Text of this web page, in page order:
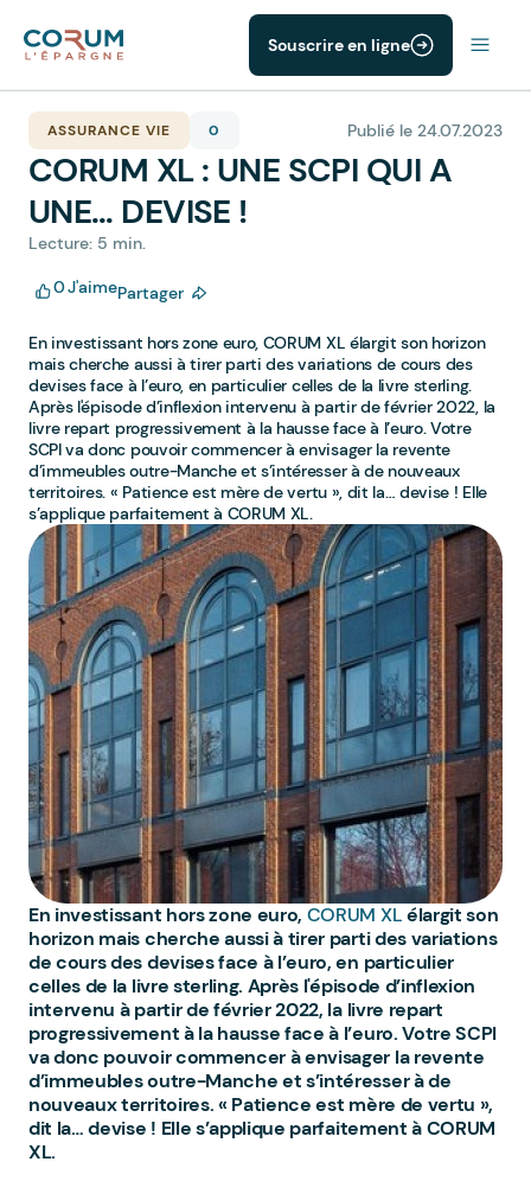
Souscrire en ligne
ASSURANCE VIE 0 Publié le 24.07.2023
CORUM XL : UNE SCPI QUI A
UNE… DEVISE !
Lecture: 5 min.
0J'aimePartager
En investissant hors zone euro, CORUM XL élargit son horizon
mais cherche aussi à tirer parti des variations de cours des
devises face à l’euro, en particulier celles de la livre sterling.
Après l'épisode d’inflexion intervenu à partir de février 2022, la
livre repart progressivement à la hausse face à l’euro. Votre
SCPI va donc pouvoir commencer à envisager la revente
d’immeubles outre-Manche et s’intéresser à de nouveaux
territoires. « Patience est mère de vertu », dit la… devise ! Elle
s’applique parfaitement à CORUM XL.
En investissant hors zone euro, CORUM XLélargit son
horizon mais cherche aussi à tirer parti des variations
de cours des devises face à l’euro, en particulier
celles de la livre sterling. Après l'épisode d’inflexion
intervenu à partir de février 2022, la livre repart
progressivement à la hausse face à l’euro. Votre SCPI
va donc pouvoir commencer à envisager la revente
d’immeubles outre-Manche et s’intéresser à de
nouveaux territoires. « Patience est mère de vertu »,
dit la… devise ! Elle s’applique parfaitement à CORUM
XL.